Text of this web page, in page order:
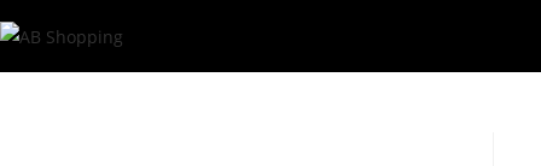
al
contenuto